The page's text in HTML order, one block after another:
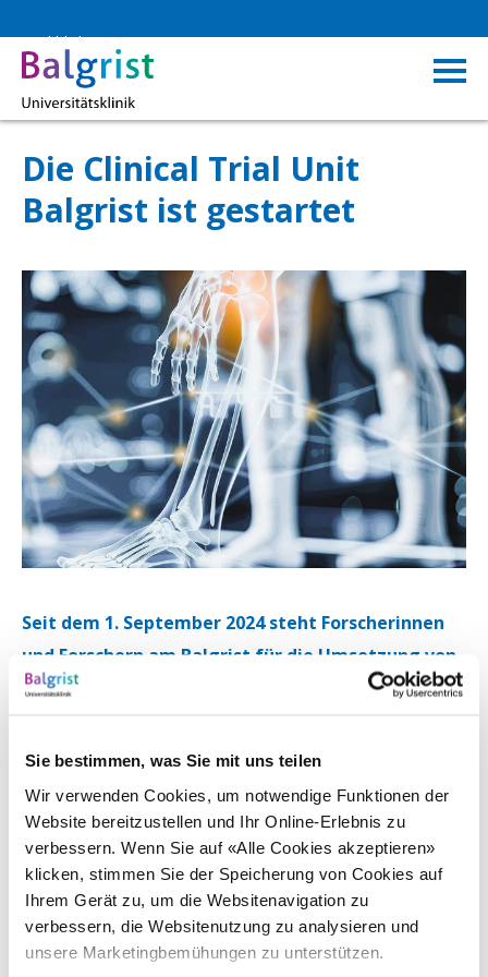
Sie bestimmen, was Sie mit uns teilen
Wir verwenden Cookies, um notwendige Funktionen der
Website bereitzustellen und Ihr Online-Erlebnis zu
verbessern. Wenn Sie auf «Alle Cookies akzeptieren»
klicken, stimmen Sie der Speicherung von Cookies auf
Ihrem Gerät zu, um die Websitenavigation zu
verbessern, die Websitenutzung zu analysieren und
unsere Marketingbemühungen zu unterstützen.
Rückblick
Die Clinical Trial Unit
Balgrist ist gestartet
Seit dem 1. September 2024 steht Forscherinnen
und Forschern am Balgrist für die Umsetzung von
Forschungsprojekten die neu geschaffene Clinical
Trial Unit (CTU) Balgrist, eine Weiterentwicklung
von UCAR, zur Verfügung. Sie bietet ein breites
Spektrum an Dienstleistungen, von der Planung
des Projektes bis hin zur Publikation.
Die neu geschaffene Clinical Trial Unit Balgrist ist eine
Weiterentwicklung der bereits etablierten Einheit für
klinische und angewandte Forschung (UCAR). Als